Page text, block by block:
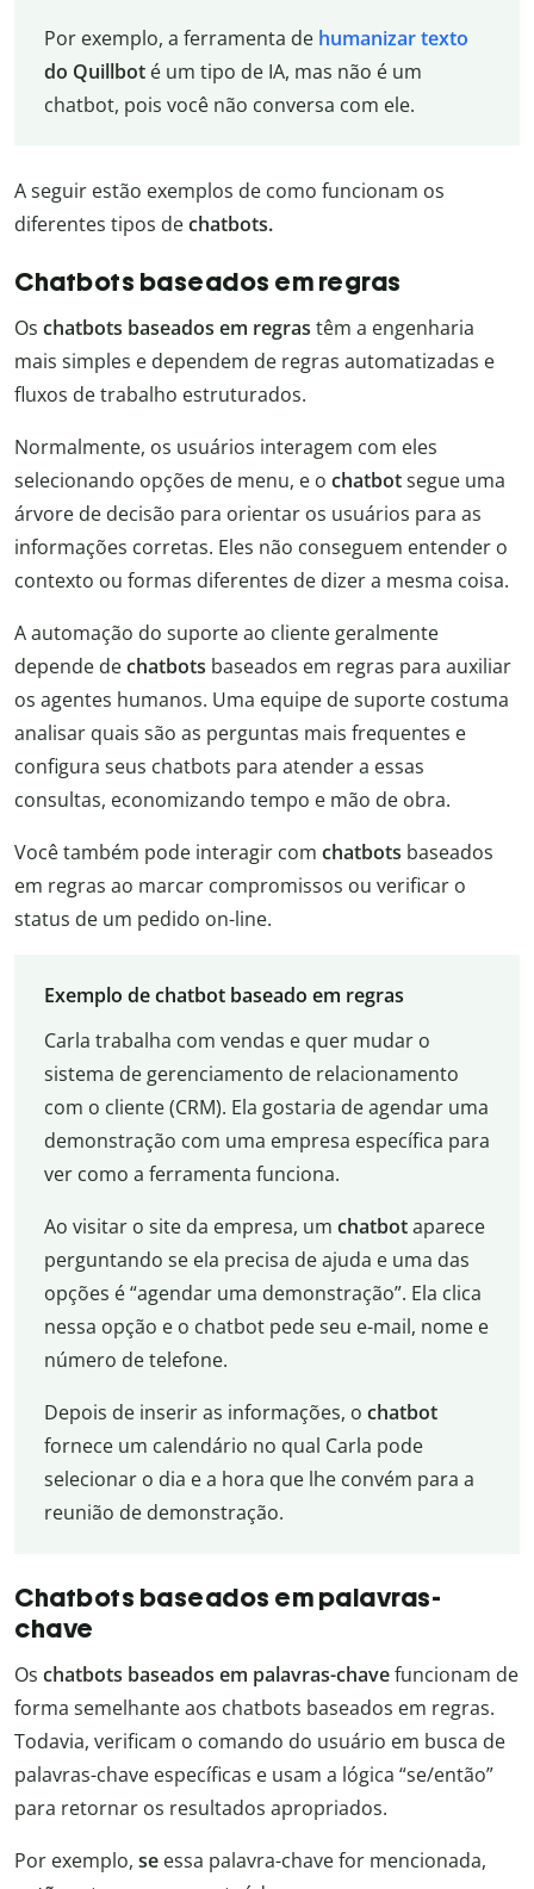
Por exemplo, a ferramenta de humanizar texto
do Quillboté um tipo de IA, mas não é um
chatbot, pois você não conversa com ele.
A seguir estão exemplos de como funcionam os
diferentes tipos dechatbots.
Chatbots baseados em regras
Os chatbots baseados em regras têm a engenharia
mais simples e dependem de regras automatizadas e
fluxos de trabalho estruturados.
Normalmente, os usuários interagem com eles
selecionando opções de menu, e o chatbotsegue uma
árvore de decisão para orientar os usuários para as
informações corretas. Eles não conseguem entender o
contexto ou formas diferentes de dizer a mesma coisa.
A automação do suporte ao cliente geralmente
depende dechatbots baseados em regras para auxiliar
os agentes humanos. Uma equipe de suporte costuma
analisar quais são as perguntas mais frequentes e
configura seus chatbots para atender a essas
consultas, economizando tempo e mão de obra.
Você também pode interagir com chatbots baseados
em regras ao marcar compromissos ou verificar o
status de um pedido on-line.
Exemplo de chatbot baseado em regras
Carla trabalha com vendas e quer mudar o
sistema de gerenciamento de relacionamento
com o cliente (CRM). Ela gostaria de agendar uma
demonstração com uma empresa específica para
ver como a ferramenta funciona.
Ao visitar o site da empresa, um chatbotaparece
perguntando se ela precisa de ajuda e uma das
opções é “agendar uma demonstração”. Ela clica
nessa opção e o chatbot pede seu e-mail, nome e
número de telefone.
Depois de inserir as informações, o chatbot
fornece um calendário no qual Carla pode
selecionar o dia e a hora que lhe convém para a
reunião de demonstração.
Chatbots baseados em palavras-
chave
Os chatbots baseados em palavras-chavefuncionam de
forma semelhante aos chatbots baseados em regras.
Todavia, verificam o comando do usuário em busca de
palavras-chave específicas e usam a lógica “se/então”
para retornar os resultados apropriados.
Por exemplo, se essa palavra-chave for mencionada,